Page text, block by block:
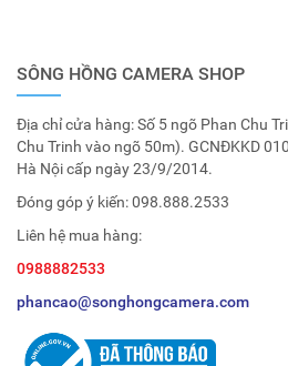
SÔNG HỒNG CAMERA SHOP
Địa chỉ cửa hàng: Số 5 ngõ Phan Chu
Chu Trinh vào ngõ 50m). GCNĐKKD
Hà Nội cấp ngày 23/9/2014.
Đóng góp ý kiến:098.888.2533
Liên hệ mua hàng:
0988882533
phancao@songhongcamera.com